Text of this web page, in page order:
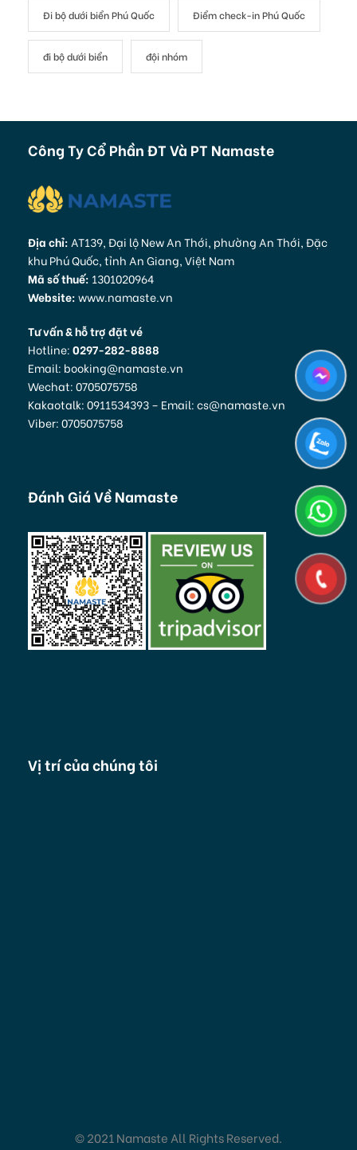
Đi bộ dưới biển Phú Quốc Điểm check-in Phú Quốc
đi bộ dưới biển đội nhóm
Công Ty Cổ Phần ĐT Và PT Namaste
Địa chỉ:AT139, Đại lộ New An Thới, phường An Thới, Đặc
khu Phú Quốc, tỉnh An Giang, Việt Nam
Mã số thuế: 1301020964
Website:www.namaste.vn
Tư vấn & hỗ trợ đặt vé
Hotline:0297-282-8888
Email: booking@namaste.vn
Wechat: 0705075758
Kakaotalk: 0911534393 – Email: cs@namaste.vn
Viber: 0705075758
Đánh Giá Về Namaste
Vị trí của chúng tôi
© 2021 Namaste All Rights Reserved.